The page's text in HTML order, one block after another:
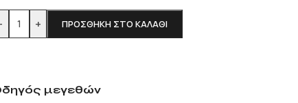
+ ΠΡΟΣΘΉΚΗ ΣΤΟ ΚΑΛΆΘΙ
μεγεθών